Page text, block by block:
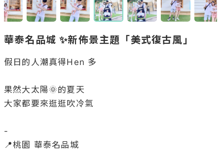
華泰名品城 ✨新佈景主題「美式復古風」
假日的人潮真得Hen 多
果然大太陽🌞的夏天
大家都要來逛逛吹冷氣
-
📍桃園 華泰名品城